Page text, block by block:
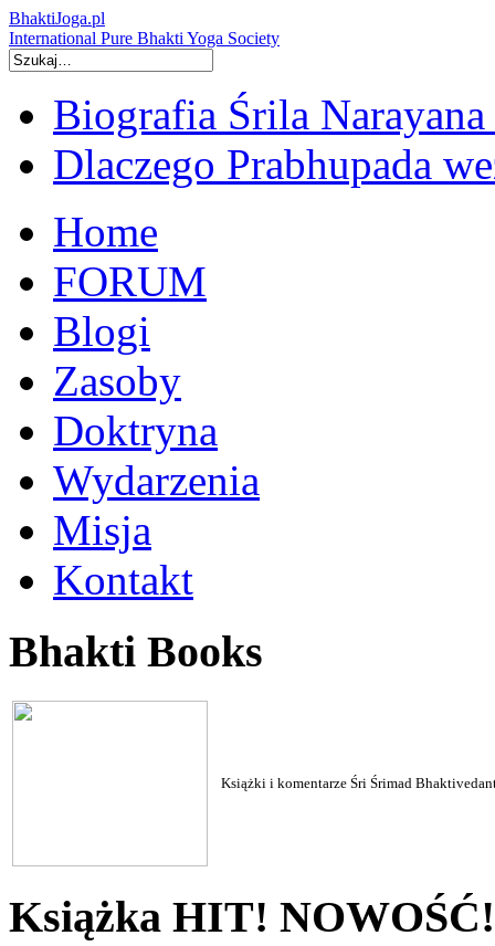
BhaktiJoga.pl
International Pure Bhakti Yoga Society
Biografia Śrila
Dlaczego Prabhupada
Home
FORUM
Blogi
Zasoby
Doktryna
Wydarzenia
Misja
Kontakt
Bhakti Books
Książki i komentarze Śri Śrimad
Książka HIT! NOWOŚĆ!